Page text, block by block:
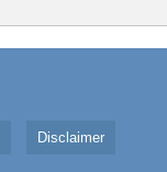
Disclaimer